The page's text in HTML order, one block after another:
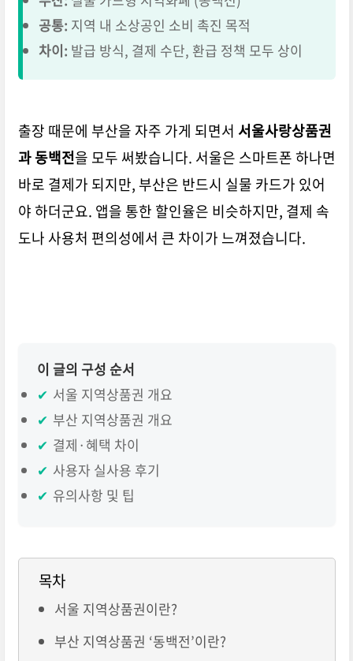
공통: 지역 내 소상공인 소비 촉진 목적
차이: 발급 방식, 결제 수단, 환급 정책 모두 상이
출장 때문에 부산을 자주 가게 되면서 서울사랑상품권
과 동백전을 모두 써봤습니다. 서울은 스마트폰 하나면
바로 결제가 되지만, 부산은 반드시 실물 카드가 있어
야 하더군요. 앱을 통한 할인율은 비슷하지만, 결제 속
도나 사용처 편의성에서 큰 차이가 느껴졌습니다.
이 글의 구성 순서
✔ 서울 지역상품권 개요
✔ 부산 지역상품권 개요
✔ 결제·혜택 차이
✔ 사용자 실사용 후기
✔ 유의사항 및 팁
목차
서울 지역상품권이란?
부산 지역상품권 ‘동백전’이란?